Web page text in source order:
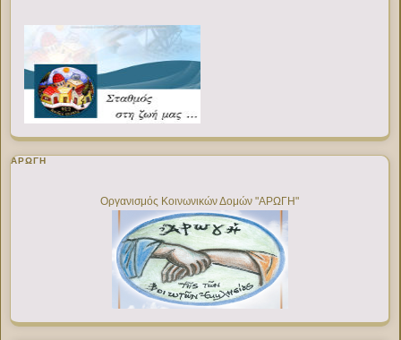
ΑΡΩΓΗ
Οργανισμός Κοινωνικών Δομών "ΑΡΩΓΗ"